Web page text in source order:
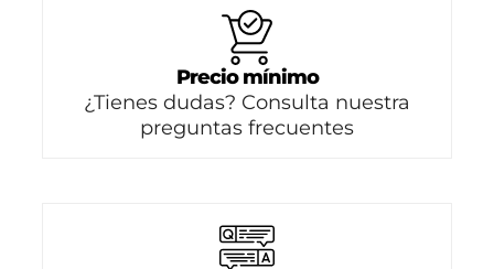
Precio mínimo
¿Tienes dudas? Consulta nuestra
preguntas frecuentes